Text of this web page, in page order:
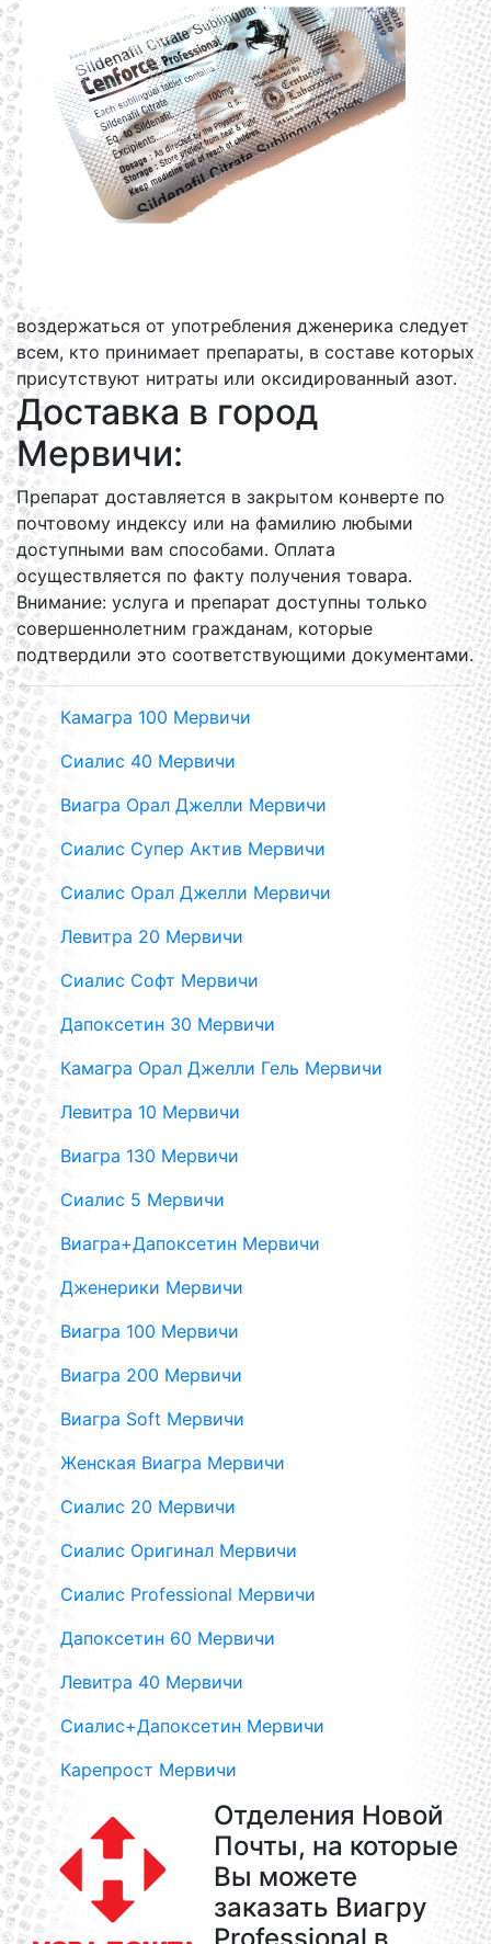
воздержаться от употребления дженерика следует
всем, кто принимает препараты, в составе которых
присутствуют нитраты или оксидированный азот.
Доставка в город
Мервичи:
Препарат доставляется в закрытом конверте по
почтовому индексу или на фамилию любыми
доступными вам способами. Оплата
осуществляется по факту получения товара.
Внимание: услуга и препарат доступны только
совершеннолетним гражданам, которые
подтвердили это соответствующими документами.
Камагра 100 Мервичи
Сиалис 40 Мервичи
Виагра Орал Джелли Мервичи
Сиалис Супер Актив Мервичи
Сиалис Орал Джелли Мервичи
Левитра 20 Мервичи
Сиалис Софт Мервичи
Дапоксетин 30 Мервичи
Камагра Орал Джелли Гель Мервичи
Левитра 10 Мервичи
Виагра 130 Мервичи
Сиалис 5 Мервичи
Виагра+Дапоксетин Мервичи
Дженерики Мервичи
Виагра 100 Мервичи
Виагра 200 Мервичи
Виагра Soft Мервичи
Женская Виагра Мервичи
Сиалис 20 Мервичи
Сиалис Оригинал Мервичи
Сиалис Professional Мервичи
Дапоксетин 60 Мервичи
Левитра 40 Мервичи
Сиалис+Дапоксетин Мервичи
Карепрост Мервичи
Отделения Новой
Почты, на которые
Вы можете
заказать Виагру